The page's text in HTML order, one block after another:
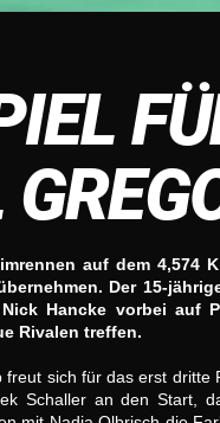
auf dem 4,574
Der 15-
Hancke vorbei auf
Rivalen treffen.
freut sich für das erst
Schaller an den Start,